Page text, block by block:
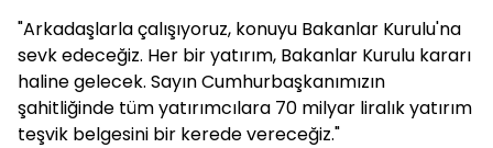
"Arkadaşlarla çalışıyoruz, konuyu Bakanlar Kurulu'na
sevk edeceğiz. Her bir yatırım, Bakanlar Kurulu kararı
haline gelecek. Sayın Cumhurbaşkanımızın
şahitliğinde tüm yatırımcılara 70 milyar liralık yatırım
teşvik belgesini bir kerede vereceğiz."